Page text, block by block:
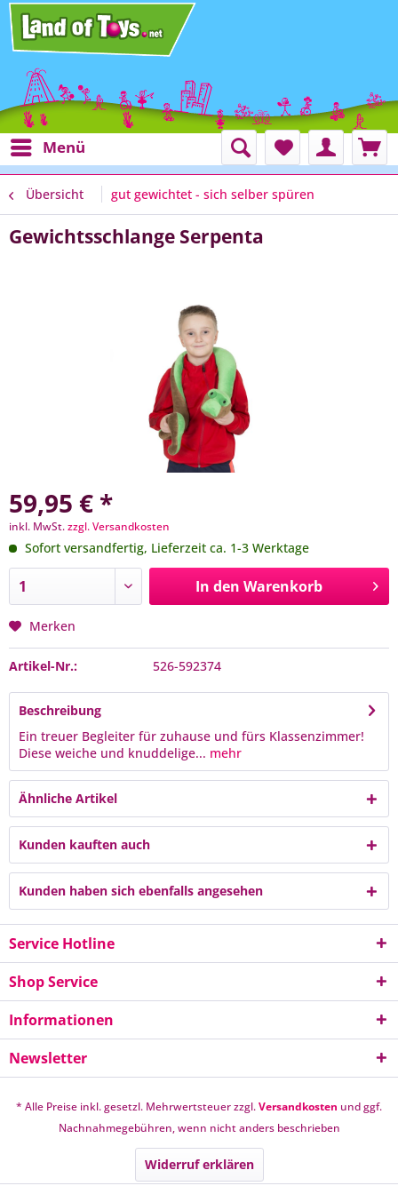
Menü
Übersicht gut gewichtet - sich selber spüren
Gewichtsschlange Serpenta
59,95 € *
inkl. MwSt.zzgl. Versandkosten
Sofort versandfertig, Lieferzeit ca. 1-3 Werktage
In den Warenkorb
Merken
Artikel-Nr.: 526-592374
Beschreibung
Ein treuer Begleiter für zuhause und fürs Klassenzimmer!
Diese weiche und knuddelige... mehr
Ähnliche Artikel
Kunden kauften auch
Kunden haben sich ebenfalls angesehen
Service Hotline
Shop Service
Informationen
Newsletter
* Alle Preise inkl. gesetzl. Mehrwertsteuer zzgl.Versandkosten und ggf.
Nachnahmegebühren, wenn nicht anders beschrieben
Widerruf erklären